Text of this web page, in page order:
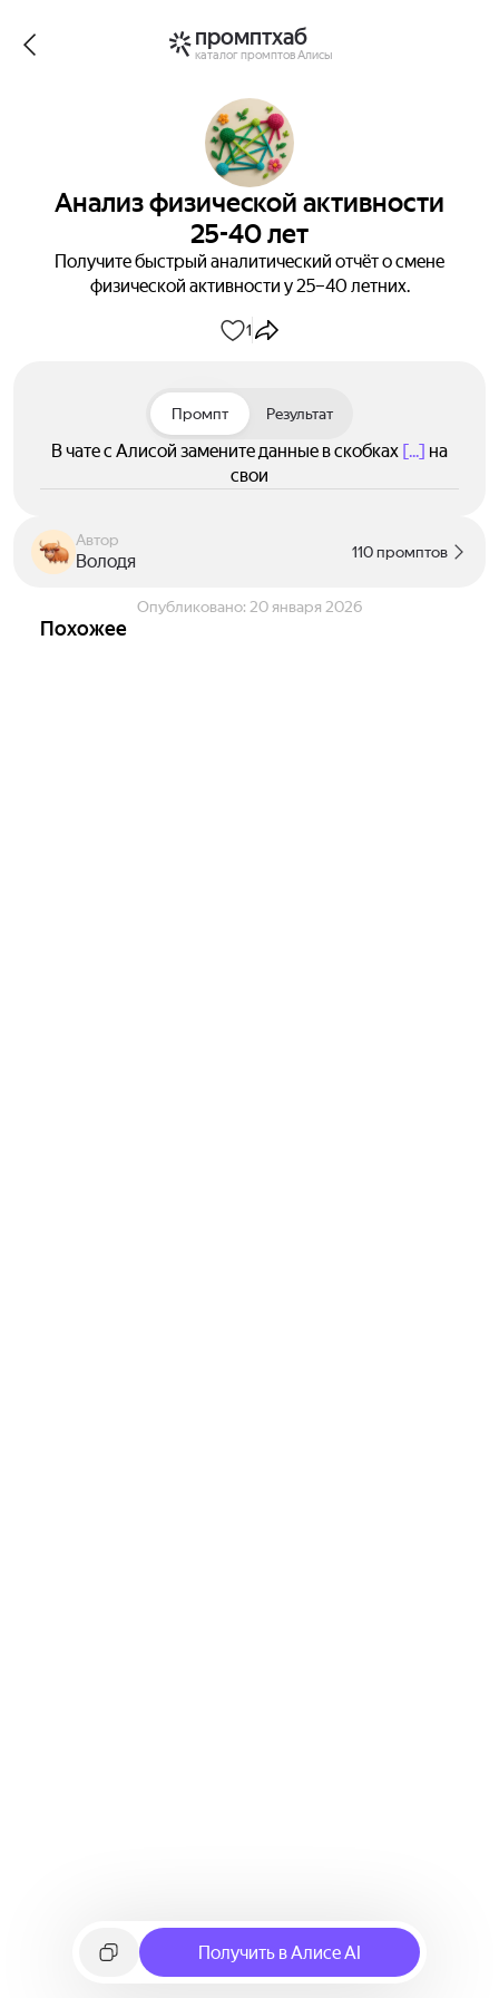
промптхаб
каталог промптов Алисы
Анализ физической активности
25-40 лет
Получите быстрый аналитический отчёт о смене
физической активности у 25–40 летних.
1
Промпт Результат
В чате с Алисой замените данные в скобках [...] на
свои
Автор
Володя 110 промптов
Опубликовано: 20 января 2026
Похожее
Получить в Алисе AI